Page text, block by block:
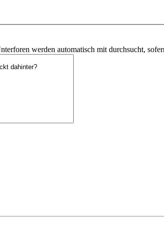
werden automatisch mit durchsucht,